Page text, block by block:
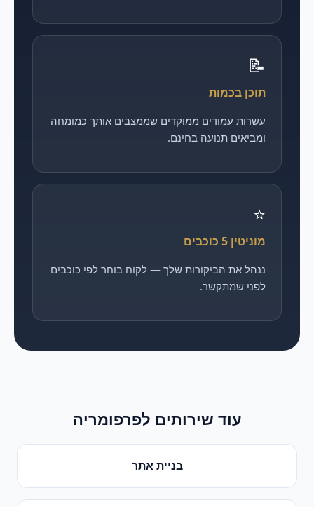
📝
תוכן בכמות
עשרות עמודים ממוקדים שממצבים אותך כמומחה
ומביאים תנועה בחינם.
⭐
מוניטין 5 כוכבים
ננהל את הביקורות שלך — לקוח בוחר לפי כוכבים
לפני שמתקשר.
עוד שירותים לפרפומריה
בניית אתר